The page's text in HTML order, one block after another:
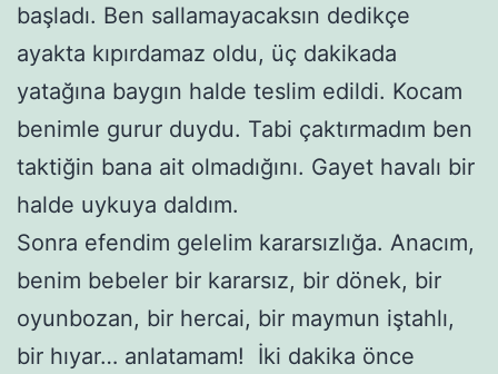
başladı. Ben sallamayacaksın dedikçe
ayakta kıpırdamaz oldu, üç dakikada
yatağına baygın halde teslim edildi. Kocam
benimle gurur duydu. Tabi çaktırmadım ben
taktiğin bana ait olmadığını. Gayet havalı bir
halde uykuya daldım.
Sonra efendim gelelim kararsızlığa. Anacım,
benim bebeler bir kararsız, bir dönek, bir
oyunbozan, bir hercai, bir maymun iştahlı,
bir hıyar… anlatamam! İki dakika önce